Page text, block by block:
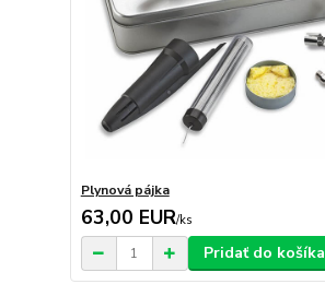
Plynová pájka
63,00 EUR/ks
Pridať do košíka